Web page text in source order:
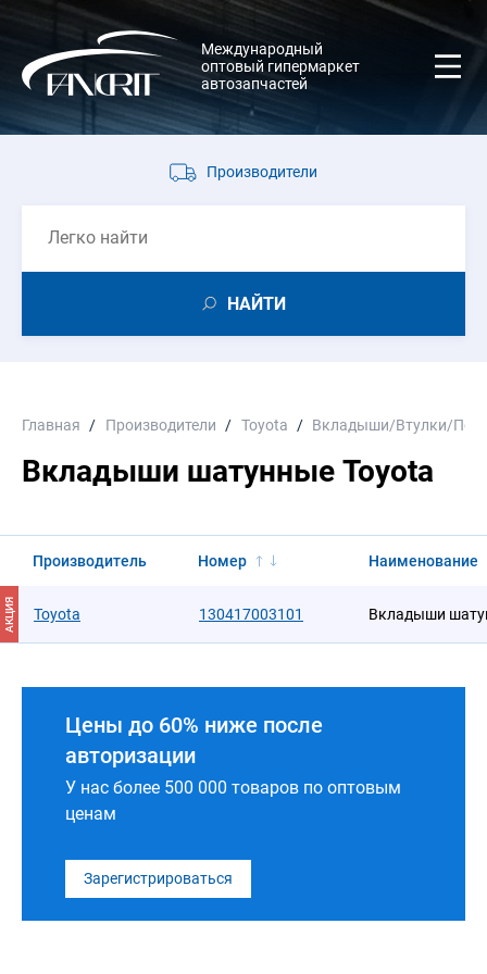
Международный
оптовый гипермаркет
автозапчастей
Производители
НАЙТИ
Главная Производители Toyota Вкладыши/Втулки/
Вкладыши шатунные Toyota
Производитель Номер Наименование
АКЦИЯ Toyota 130417003101 Вкладыши
Цены до 60% ниже после
авторизации
У нас более 500 000 товаров по оптовым
ценам
Зарегистрироваться